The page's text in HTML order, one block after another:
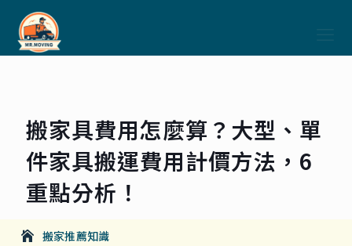
搬家具費用怎麼算？大型、單
件家具搬運費用計價方法，6
重點分析！
搬家推薦知識